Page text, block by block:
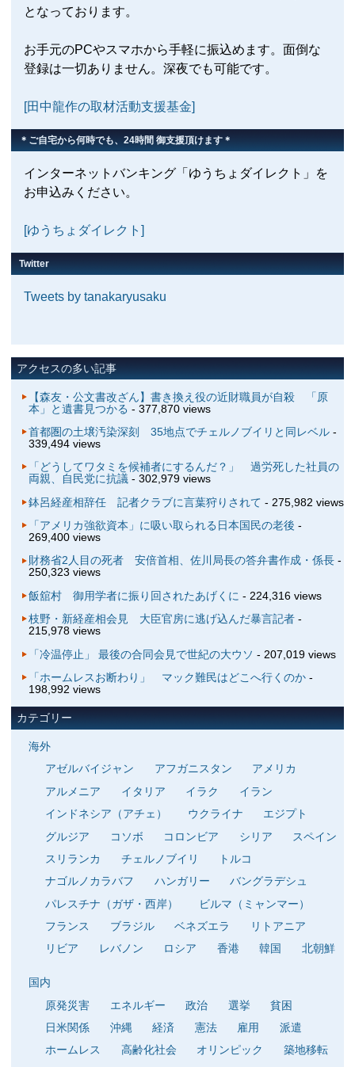
となっております。
お手元のPCやスマホから手軽に振込めます。面倒な
登録は一切ありません。深夜でも可能です。
[田中龍作の取材活動支援基金]
＊ご自宅から何時でも、24時間 御支援頂けます＊
インターネットバンキング「ゆうちょダイレクト」を
お申込みください。
[ゆうちょダイレクト]
Twitter
Tweets by tanakaryusaku
アクセスの多い記事
【森友・公文書改ざん】書き換え役の近財職員が自殺 「原
本」と遺書見つかる - 377,870 views
首都圏の土壌汚染深刻 35地点でチェルノブイリと同レベル-
339,494 views
「どうしてワタミを候補者にするんだ？」 過労死した社員の
両親、自民党に抗議- 302,979 views
鉢呂経産相辞任 記者クラブに言葉狩りされて - 275,982 views
「アメリカ強欲資本」に吸い取られる日本国民の老後 -
269,400 views
財務省2人目の死者 安倍首相、佐川局長の答弁書作成・係長-
250,323 views
飯舘村 御用学者に振り回されたあげくに - 224,316 views
枝野・新経産相会見 大臣官房に逃げ込んだ暴言記者-
215,978 views
「冷温停止」 最後の合同会見で世紀の大ウソ - 207,019 views
「ホームレスお断わり」 マック難民はどこへ行くのか-
198,992 views
カテゴリー
海外
アゼルバイジャン
アフガニスタン
アメリカ
アルメニア
イタリア イラク
イラン
インドネシア（アチェ）
ウクライナ
エジプト
グルジア
コソボ コロンビア シリア
スペイン
スリランカ
チェルノブイリ
トルコ
ナゴルノカラバフ
ハンガリー
バングラデシュ
パレスチナ（ガザ・西岸）
ビルマ（ミャンマー）
フランス
ブラジル ベネズエラ
リトアニア
リビア
レバノン ロシア 香港 韓国 北朝鮮
国内
原発災害
エネルギー 政治 選挙
貧困
日米関係
沖縄 経済 憲法 雇用
派遣
ホームレス
高齢化社会 オリンピック 築地移転